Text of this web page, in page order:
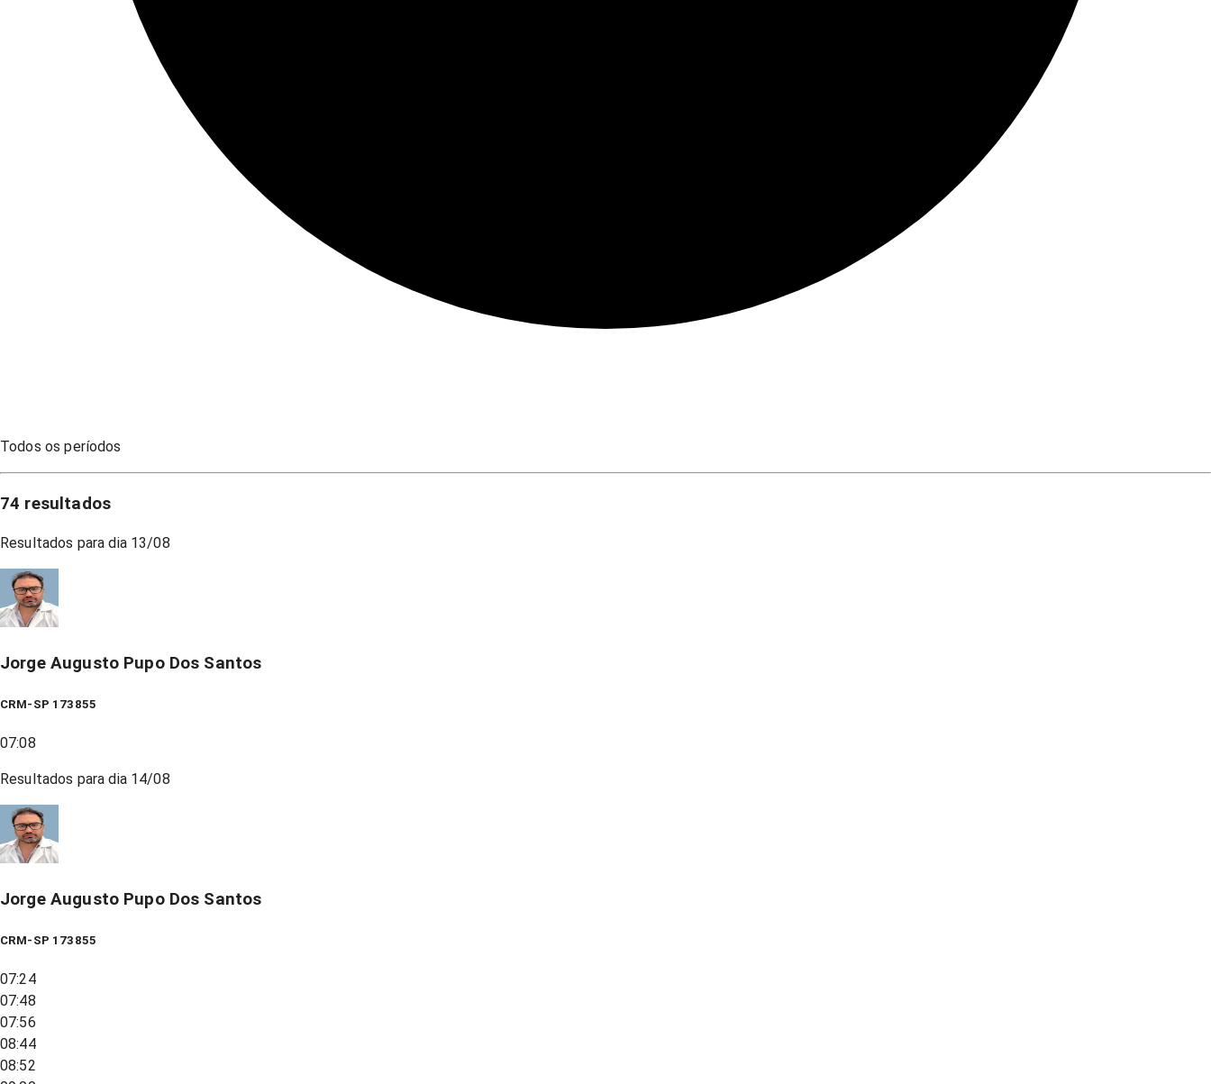
Todos os períodos
74 resultados
Resultados para dia 13/08
Jorge Augusto Pupo Dos Santos
CRM-SP 173855
07:08
Resultados para dia 14/08
Jorge Augusto Pupo Dos Santos
CRM-SP 173855
07:24
07:48
07:56
08:44
08:52